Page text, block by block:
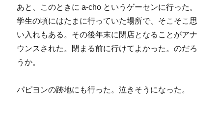
あと、このときに a-cho というゲーセンに行った。
学生の頃にはたまに行っていた場所で、そこそこ思
い入れもある。その後年末に閉店となることがアナ
ウンスされた。閉まる前に行けてよかった。のだろ
うか。
パピヨンの跡地にも行った。泣きそうになった。